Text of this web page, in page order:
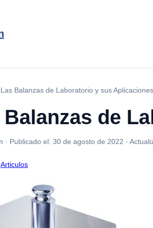
Las Balanzas de Laboratorio y sus Aplicaciones
Balanzas de
· Publicado el: 30 de agosto de 2022 ·
Articulos